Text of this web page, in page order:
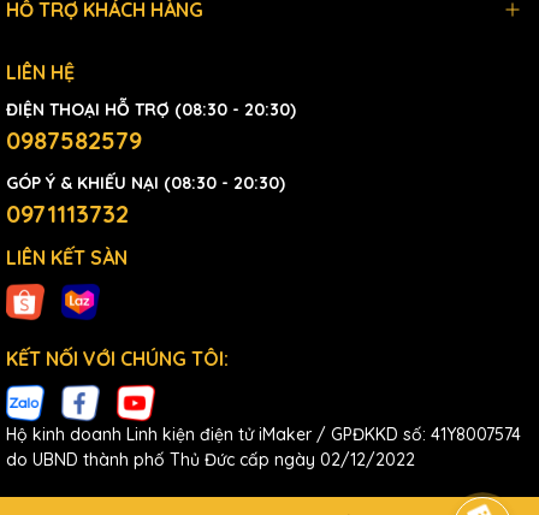
HỖ TRỢ KHÁCH HÀNG
LIÊN HỆ
ĐIỆN THOẠI HỖ TRỢ (08:30 - 20:30)
0987582579
GÓP Ý & KHIẾU NẠI (08:30 - 20:30)
0971113732
LIÊN KẾT SÀN
KẾT NỐI VỚI CHÚNG TÔI:
Hộ kinh doanh Linh kiện điện tử iMaker / GPĐKKD số: 41Y8007574
do UBND thành phố Thủ Đức cấp ngày 02/12/2022